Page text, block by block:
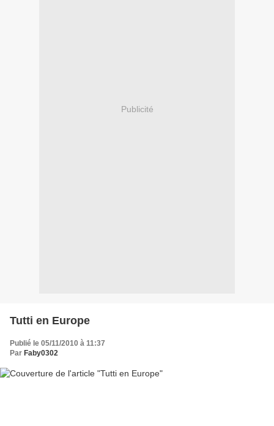
Publicité
Tutti en Europe
Publié le 05/11/2010 à 11:37
Par Faby0302